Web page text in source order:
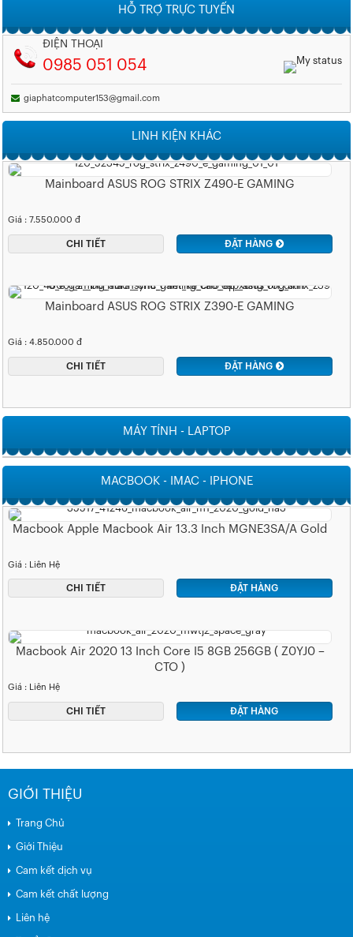
HỖ TRỢ TRỰC TUYẾN
ĐIỆN THOẠI
0985 051 054
giaphatcomputer153@gmail.com
LINH KIỆN KHÁC
Mainboard ASUS ROG STRIX Z490-E GAMING
Giá : 7.550.000 đ
CHI TIẾT ĐẶT HÀNG
Mainboard ASUS ROG STRIX Z390-E GAMING
Giá : 4.850.000 đ
CHI TIẾT ĐẶT HÀNG
MÁY TÍNH - LAPTOP
MACBOOK - IMAC - IPHONE
Macbook Apple Macbook Air 13.3 Inch MGNE3SA/A Gold
Giá : Liên Hệ
CHI TIẾT ĐẶT HÀNG
Macbook Air 2020 13 Inch Core I5 8GB 256GB ( Z0YJ0 –
CTO )
Giá : Liên Hệ
CHI TIẾT ĐẶT HÀNG
GIỚI THIỆU
Trang Chủ
Giới Thiệu
Cam kết dịch vụ
Cam kết chất lượng
Liên hệ